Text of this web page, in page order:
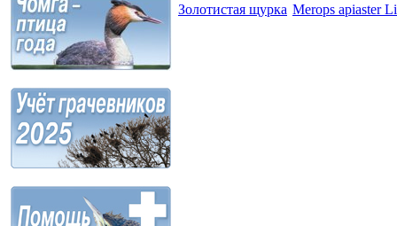
Золотистая щурка Merops apiaster